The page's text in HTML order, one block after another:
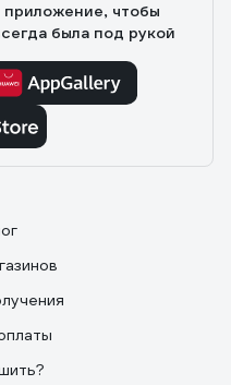
чтобы
была под рукой